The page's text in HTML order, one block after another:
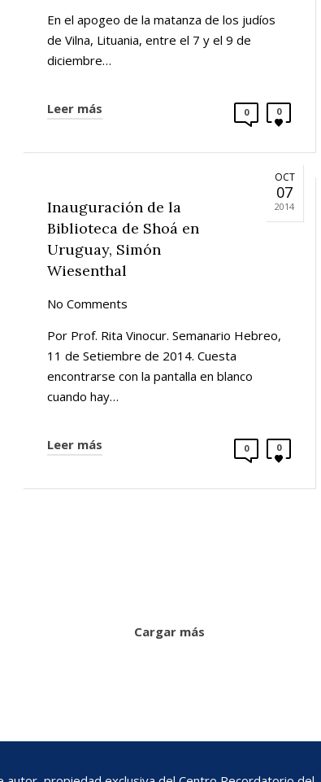
En el apogeo de la matanza de los judíos
de Vilna, Lituania, entre el 7 y el 9 de
diciembre…
Leer más 0 0
OCT
07
2014
Inauguración de la
Biblioteca de Shoá en
Uruguay, Simón
Wiesenthal
No Comments
Por Prof. Rita Vinocur. Semanario Hebreo,
11 de Setiembre de 2014. Cuesta
encontrarse con la pantalla en blanco
cuando hay…
Leer más 0 0
Cargar más